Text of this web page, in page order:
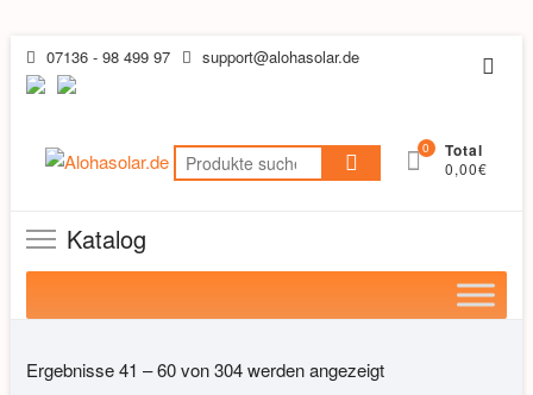
Skip 07136 - 98 499 97 support@alohasolar.de
Suchen
nach:
0 Total
0,00€
Katalog
Ergebnisse 41 – 60 von 304 werden angezeigt